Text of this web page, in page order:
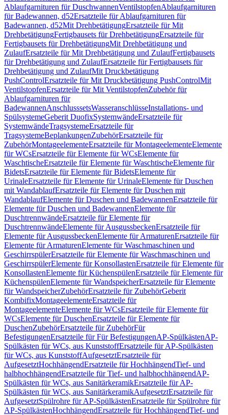
Ablaufgarnituren für DuschwannenVentilstopfenAblaufgarnituren
für Badewannen, d52Ersatzteile für Ablaufgarnituren für
Badewannen, d52Mit DrehbetätigungErsatzteile für Mit
DrehbetätigungFertigbausets für DrehbetätigungErsatzteile für
Fertigbausets für DrehbetätigungMit Drehbetätigung und
ZulaufErsatzteile für Mit Drehbetätigung und ZulaufFertigbausets
für Drehbetätigung und ZulaufErsatzteile für Fertigbausets für
Drehbetätigung und ZulaufMit Druckbetätigung
PushControlErsatzteile für Mit Druckbetätigung PushControlMit
VentilstopfenErsatzteile für Mit VentilstopfenZubehör für
Ablaufgarnituren für
BadewannenAnschlusssetsWasseranschlüsseInstallations- und
SpülsystemeGeberit DuofixSystemwändeErsatzteile für
SystemwändeTragsystemeErsatzteile für
TragsystemeBeplankungenZubehörErsatzteile für
ZubehörMontageelementeErsatzteile für MontageelementeElemente
für WCsErsatzteile für Elemente für WCsElemente für
WaschtischeErsatzteile für Elemente für WaschtischeElemente für
BidetsErsatzteile für Elemente für BidetsElemente für
UrinaleErsatzteile für Elemente für UrinaleElemente für Duschen
mit WandablaufErsatzteile für Elemente für Duschen mit
WandablaufElemente für Duschen und BadewannenErsatzteile für
Elemente für Duschen und BadewannenElemente für
DuschtrennwändeErsatzteile für Elemente für
DuschtrennwändeElemente für AusgussbeckenErsatzteile für
Elemente für AusgussbeckenElemente für ArmaturenErsatzteile für
Elemente für ArmaturenElemente für Waschmaschinen und
GeschirrspülerErsatzteile für Elemente für Waschmaschinen und
GeschirrspülerElemente für KonsollastenErsatzteile für Elemente für
KonsollastenElemente für KüchenspülenErsatzteile für Elemente für
KüchenspülenElemente für WandspeicherErsatzteile für Elemente
für WandspeicherZubehörErsatzteile für ZubehörGeberit
KombifixMontageelementeErsatzteile für
MontageelementeElemente für WCsErsatzteile für Elemente für
WCsElemente für DuschenErsatzteile für Elemente für
DuschenZubehörErsatzteile für ZubehörFür
BefestigungenErsatzteile für Für BefestigungenAP-SpülkästenAP-
Spülkästen für WCs, aus KunststoffErsatzteile für AP-Spülkästen
für WCs, aus KunststoffAufgesetztErsatzteile für
AufgesetztHochhängendErsatzteile für HochhängendTief- und
halbhochhängendErsatzteile für Tief- und halbhochhängendAP-
Spülkästen für WCs, aus SanitärkeramikErsatzteile für AP-
Spülkästen für WCs, aus SanitärkeramikAufgesetztErsatzteile für
AufgesetztSpülrohre für AP-SpülkästenErsatzteile für Spülrohre für
AP-SpülkästenHochhängendErsatzteile für HochhängendTief- und